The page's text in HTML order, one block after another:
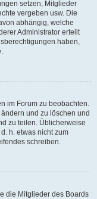
setzen, Mitglieder
vergeben usw. Die
abhängig, welche
Administrator erteilt
haben,
im Forum zu beobachten.
und zu löschen und
zu teilen. Üblicherweise
h. etwas nicht zum
schreiben.
die Mitglieder des Boards